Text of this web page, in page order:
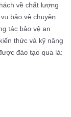
về chất lượng
bảo vệ chuyên
tác bảo vệ an
thức và kỹ năng
đào tạo qua là: